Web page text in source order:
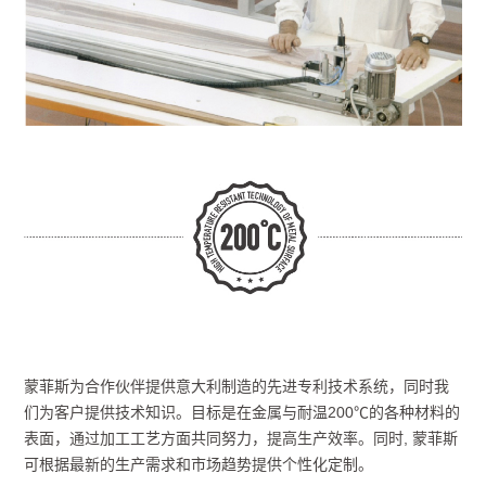
蒙菲斯为合作伙伴提供意大利制造的先进专利技术系统，同时我
们为客户提供技术知识。目标是在金属与耐温200℃的各种材料的
表面，通过加工工艺方面共同努力，提高生产效率。同时, 蒙菲斯
可根据最新的生产需求和市场趋势提供个性化定制。